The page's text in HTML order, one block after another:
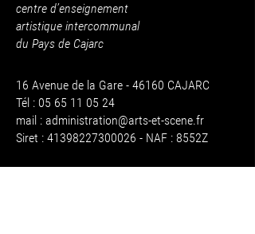
centre d’enseignement
artistique intercommunal
du Pays de Cajarc
16 Avenue de la Gare - 46160 CAJARC
Tél : 05 65 11 05 24
mail : administration@arts-et-scene.fr
Siret : 41398227300026 - NAF : 8552Z